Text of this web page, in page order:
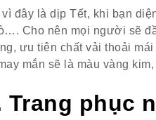
vì đây là dịp Tết, khi bạn
Cho nên mọi người sẽ
ưu tiên chất vải thoải
mắn sẽ là màu vàng
Trang phục